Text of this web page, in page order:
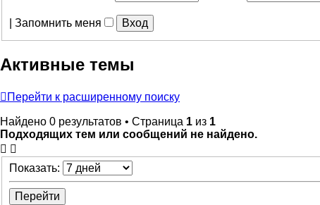
Запомнить меня
Активные темы
Перейти к расширенному поиску
Найдено 0 результатов • Страница 1 из 1
Подходящих тем или сообщений не найдено.
Показать: